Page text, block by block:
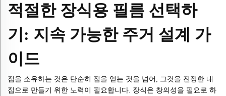
적절한 장식용 필름 선택하
기: 지속 가능한 주거 설계 가
이드
집을 소유하는 것은 단순히 집을 얻는 것을 넘어, 그것을 진정한 내
집으로 만들기 위한 노력이 필요합니다. 장식은 창의성을 필요로 하